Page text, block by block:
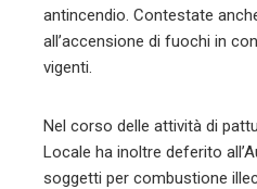
antincendio. Contestate
all’accensione di fuochi in
vigenti.
Nel corso delle attività di
Locale ha inoltre deferito
soggetti per combustione